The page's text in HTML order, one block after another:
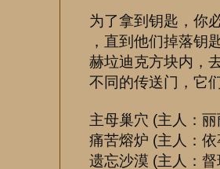
为了拿到钥匙，你
，直到他们掉落钥
赫垃迪克方块内，
不同的传送门，它
主母巢穴 (主人：
痛苦熔炉 (主人：
遗忘沙漠 (主人：